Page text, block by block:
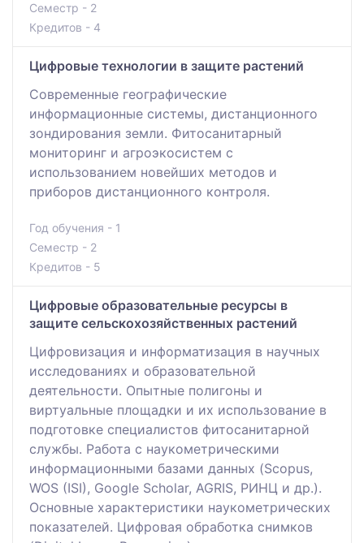
Семестр - 2
Кредитов - 4
Цифровые технологии в защите растений
Современные географические
информационные системы, дистанционного
зондирования земли. Фитосанитарный
мониторинг и агроэкосистем с
использованием новейших методов и
приборов дистанционного контроля.
Год обучения - 1
Семестр - 2
Кредитов - 5
Цифровые образовательные ресурсы в
защите сельскохозяйственных растений
Цифровизация и информатизация в научных
исследованиях и образовательной
деятельности. Опытные полигоны и
виртуальные площадки и их использование в
подготовке специалистов фитосанитарной
службы. Работа с наукометрическими
информационными базами данных (Scopus,
WOS (ISI), Google Scholar, AGRIS, РИНЦ и др.).
Основные характеристики наукометрических
показателей. Цифровая обработка снимков